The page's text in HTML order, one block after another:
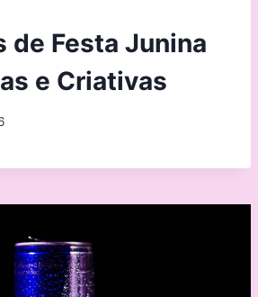
de Festa Junina
e Criativas